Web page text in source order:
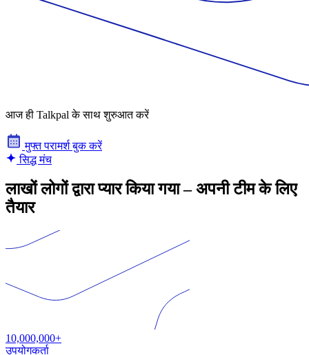
आज ही Talkpal के साथ शुरुआत करें
मुफ्त परामर्श बुक करें
सिद्ध मंच
लाखों लोगों द्वारा प्यार किया गया – अपनी टीम के लिए
तैयार
10,000,000+
उपयोगकर्ता